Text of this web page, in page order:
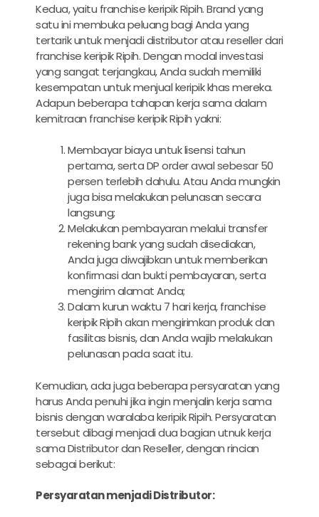
Kedua, yaitu franchise keripik Ripih. Brand yang
satu ini membuka peluang bagi Anda yang
tertarik untuk menjadi distributor atau reseller dari
franchise keripik Ripih. Dengan modal investasi
yang sangat terjangkau, Anda sudah memiliki
kesempatan untuk menjual keripik khas mereka.
Adapun beberapa tahapan kerja sama dalam
kemitraan franchise keripik Ripih yakni:
Membayar biaya untuk lisensi tahun
pertama, serta DP order awal sebesar 50
persen terlebih dahulu. Atau Anda mungkin
juga bisa melakukan pelunasan secara
langsung;
Melakukan pembayaran melalui transfer
rekening bank yang sudah disediakan,
Anda juga diwajibkan untuk memberikan
konfirmasi dan bukti pembayaran, serta
mengirim alamat Anda;
Dalam kurun waktu 7 hari kerja, franchise
keripik Ripih akan mengirimkan produk dan
fasilitas bisnis, dan Anda wajib melakukan
pelunasan pada saat itu.
Kemudian, ada juga beberapa persyaratan yang
harus Anda penuhi jika ingin menjalin kerja sama
bisnis dengan waralaba keripik Ripih. Persyaratan
tersebut dibagi menjadi dua bagian utnuk kerja
sama Distributor dan Reseller, dengan rincian
sebagai berikut:
Persyaratan menjadi Distributor: